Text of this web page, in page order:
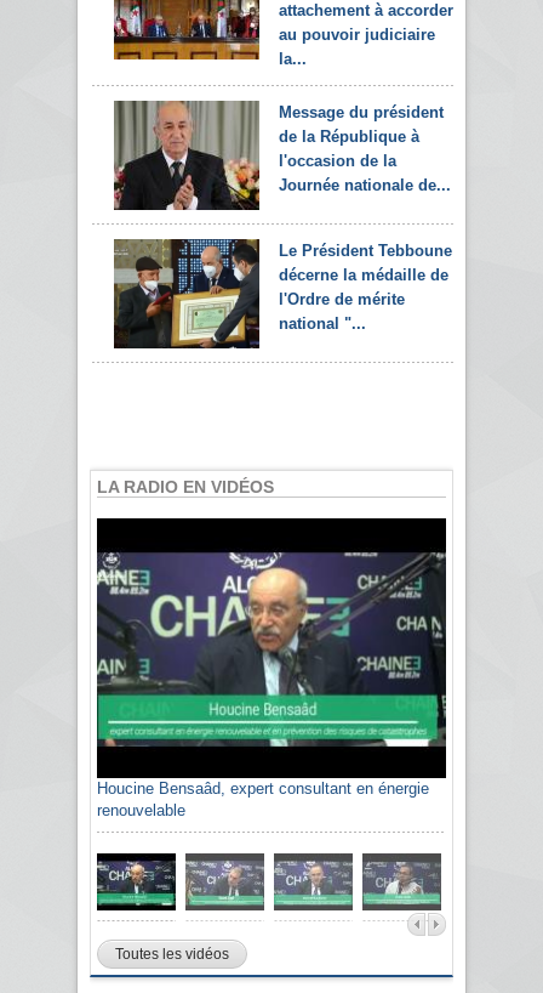
attachement à accorder
au pouvoir judiciaire
la...
Message du président
de la République à
l'occasion de la
Journée nationale de...
Le Président Tebboune
décerne la médaille de
l'Ordre de mérite
national "...
LA RADIO EN VIDÉOS
Houcine Bensaâd, expert consultant en énergie
renouvelable
Toutes les vidéos